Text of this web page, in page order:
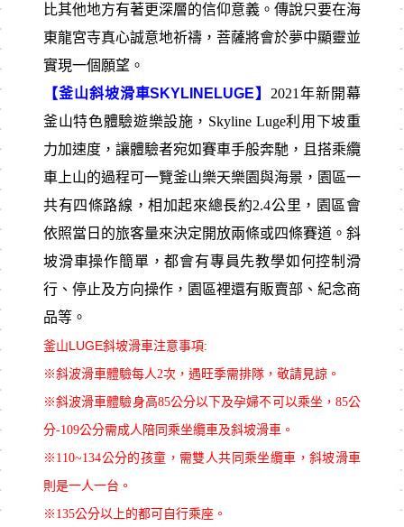
比其他地方有著更深層的信仰意義。傳說只要在海
東龍宮寺真心誠意地祈禱，菩薩將會於夢中顯靈並
實現一個願望。
【釜山斜坡滑車SKYLINELUGE】 2021年新開幕
釜山特色體驗遊樂設施，Skyline Luge利用下坡重
力加速度，讓體驗者宛如賽車手般奔馳，且搭乘纜
車上山的過程可一覽釜山樂天樂園與海景，園區一
共有四條路線，相加起來總長約2.4公里，園區會
依照當日的旅客量來決定開放兩條或四條賽道。斜
坡滑車操作簡單，都會有專員先教學如何控制滑
行、停止及方向操作，園區裡還有販賣部、紀念商
品等。
釜山LUGE斜坡滑車注意事項:
※斜波滑車體驗每人2次，遇旺季需排隊，敬請見諒。
※斜波滑車體驗身高85公分以下及孕婦不可以乘坐，85公
分-109公分需成人陪同乘坐纜車及斜坡滑車。
※110~134公分的孩童，需雙人共同乘坐纜車，斜坡滑車
則是一人一台。
※135公分以上的都可自行乘座。